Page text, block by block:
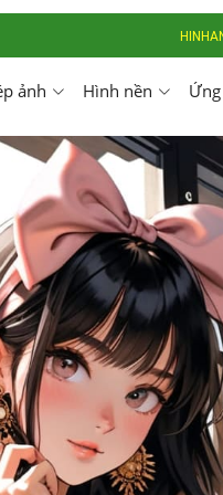
ảnh Hình nền